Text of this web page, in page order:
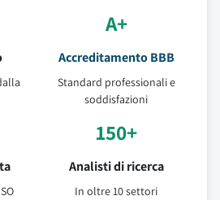
A+
Accreditamento BBB
Standard professionali e
soddisfazioni
150+
Analisti di ricerca
In oltre 10 settori